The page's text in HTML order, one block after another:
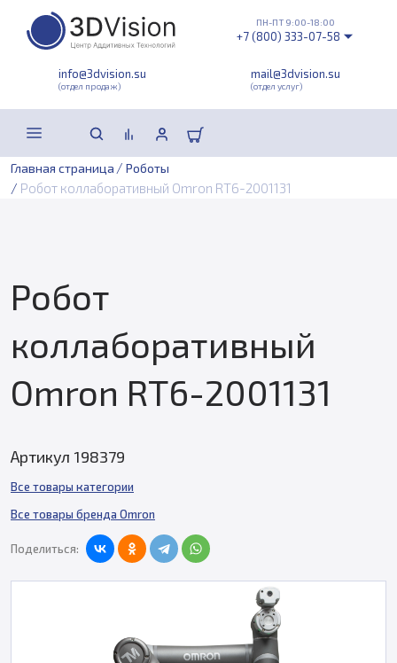
info@3dvision.su
(отдел продаж)
mail@3dvision.su
(отдел услуг)
ПН-ПТ 9:00-18:00
+7 (800) 333-07-58
Главная страница / Роботы
/ Робот коллаборативный Omron RT6-2001131
Робот
коллаборативный
Omron RT6-2001131
Артикул 198379
Все товары категории
Все товары бренда Omron
Поделиться: